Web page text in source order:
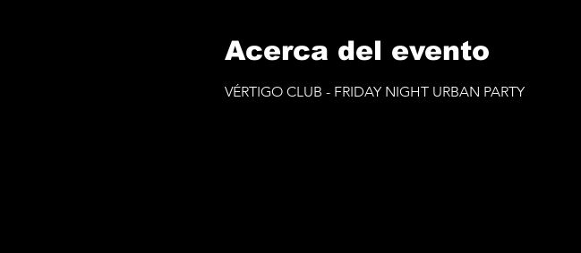
Acerca del evento
VÉRTIGO CLUB - FRIDAY NIGHT URBAN PARTY